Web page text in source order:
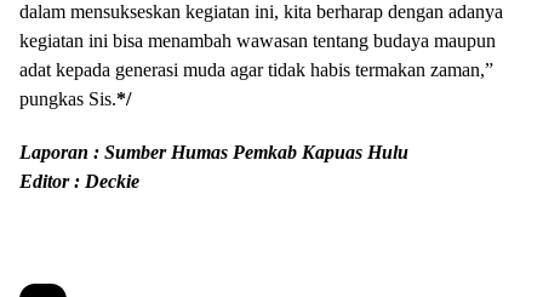
dalam mensukseskan kegiatan ini, kita berharap dengan adanya
kegiatan ini bisa menambah wawasan tentang budaya maupun
adat kepada generasi muda agar tidak habis termakan zaman,”
pungkas Sis.*/
Laporan : Sumber Humas Pemkab Kapuas Hulu
Editor : Deckie